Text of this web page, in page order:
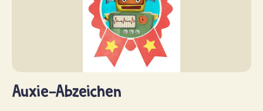
Auxie-Abzeichen